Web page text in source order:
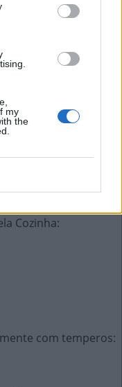
my
the
do SBT:
Cozinha:
com temperos: